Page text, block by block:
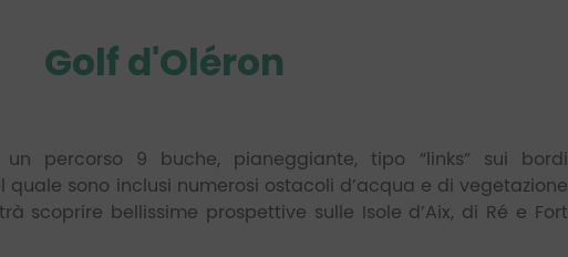
Golf d'Oléron
un percorso 9 buche, pianeggiante, tipo “links” sui bordi
quale sono inclusi numerosi ostacoli d’acqua e di vegetazione
scoprire bellissime prospettive sulle Isole d’Aix, di Ré e Fort